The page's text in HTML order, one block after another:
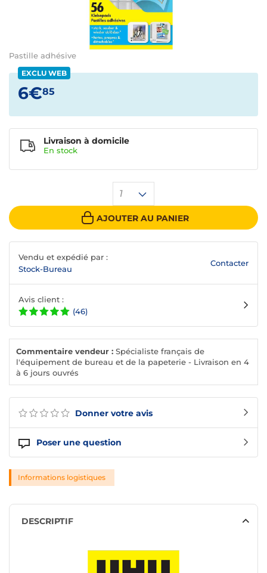
Pastille adhésive
Donner votre avis
Poser une question
EXCLU WEB
6€85
1
AJOUTER AU PANIER
Livraison à domicile
En stock
Vendu et expédié par :
Stock-Bureau
Contacter
Avis client :
(46)
Commentaire vendeur : Spécialiste français de
l'équipement de bureau et de la papeterie - Livraison en 4
à 6 jours ouvrés
Informations logistiques
DESCRIPTIF